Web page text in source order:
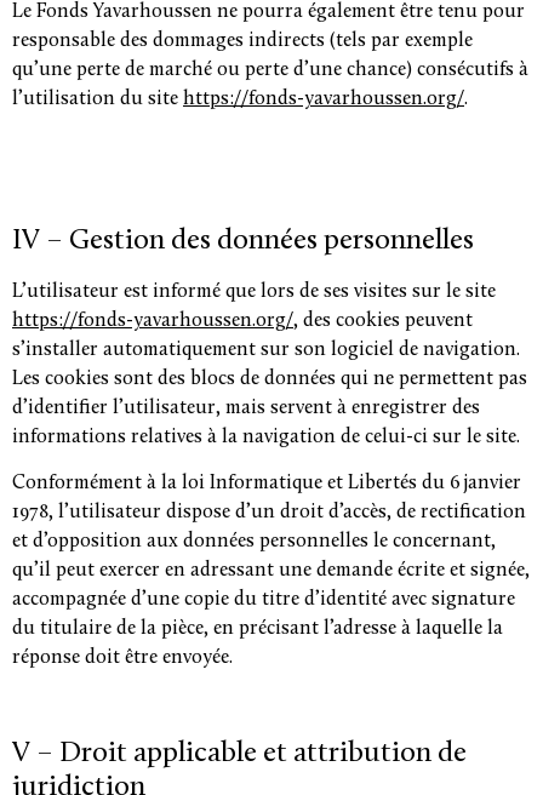
Le Fonds Yavarhoussen ne pourra également être tenu pour
responsable des dommages indirects (tels par exemple
qu’une perte de marché ou perte d’une chance) consécutifs à
l’utilisation du site https://fonds-yavarhoussen.org/.
IV – Gestion des données personnelles
L’utilisateur est informé que lors de ses visites sur le site
https://fonds-yavarhoussen.org/, des cookies peuvent
s’installer automatiquement sur son logiciel de navigation.
Les cookies sont des blocs de données qui ne permettent pas
d’identifier l’utilisateur, mais servent à enregistrer des
informations relatives à la navigation de celui-ci sur le site.
Conformément à la loi Informatique et Libertés du 6 janvier
1978, l’utilisateur dispose d’un droit d’accès, de rectification
et d’opposition aux données personnelles le concernant,
qu’il peut exercer en adressant une demande écrite et signée,
accompagnée d’une copie du titre d’identité avec signature
du titulaire de la pièce, en précisant l’adresse à laquelle la
réponse doit être envoyée.
V – Droit applicable et attribution de
juridiction